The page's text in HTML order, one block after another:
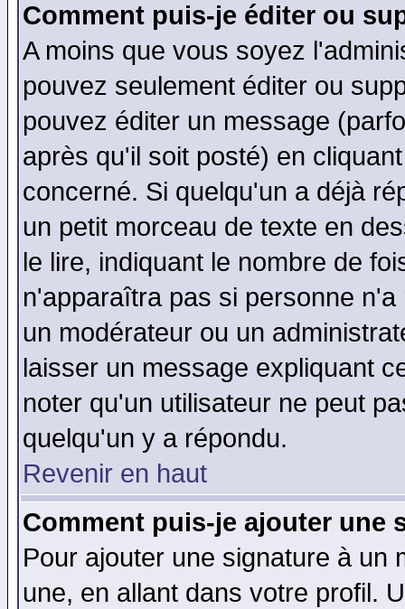
Comment puis-je éditer ou
A moins que vous soyez
pouvez seulement éditer ou
pouvez éditer un message
après qu'il soit posté) en
concerné. Si quelqu'un a déjà
un petit morceau de texte en
le lire, indiquant le nombre de
n'apparaîtra pas si personne
un modérateur ou un
laisser un message expliquant
noter qu'un utilisateur ne peut
quelqu'un y a répondu.
Revenir en haut
Comment puis-je ajouter une
Pour ajouter une signature à un
une, en allant dans votre profil.